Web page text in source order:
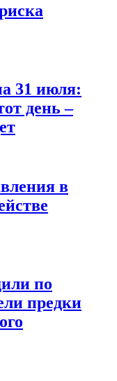
31 июля:
день –
в
по
предки